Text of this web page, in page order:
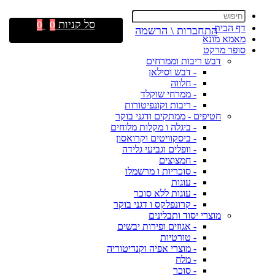
דף הבית
מאמא מונא
סופר מרקט
דבש ריבות וממרחים
- דבש וסילאן
- חלווה
- ממרחי שוקלד
- ריבות וקונפיטורות
חטיפים - ממתקים ודגני בוקר
- ביגלה ו מקלות מלוחים
- ביסקוויטים וקרואסון
- וופלים וגביעי גלידה
- חמצוצים
- סוכריות ו מרשמלו
- עוגות
- עוגות ללא סוכר
- קרונפלקס ו דגני בוקר
מוצרי יסוד ותבלינים
- אגוזים ופירות יבשים
- טורטיות
- מוצרי אפיה וקנדיטוריה
- מלח
- סוכר
התחברות \ הרשמה סל קניות 0
0